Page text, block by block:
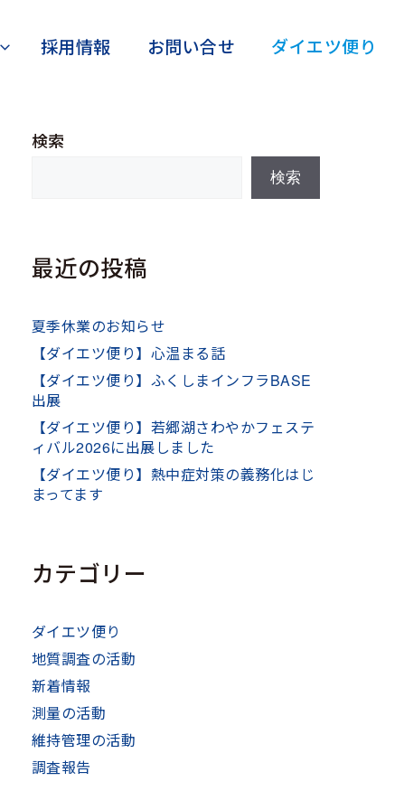
採用情報 お問い合せ ダイエツ便り
検索
検索
最近の投稿
夏季休業のお知らせ
【ダイエツ便り】心温まる話
【ダイエツ便り】ふくしまインフラBASE
出展
【ダイエツ便り】若郷湖さわやかフェステ
ィバル2026に出展しました
【ダイエツ便り】熱中症対策の義務化はじ
まってます
カテゴリー
ダイエツ便り
地質調査の活動
新着情報
測量の活動
維持管理の活動
調査報告